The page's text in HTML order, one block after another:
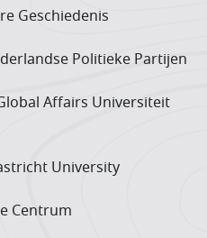
Geschiedenis
Politieke Partijen
Affairs Universiteit
University
Centrum